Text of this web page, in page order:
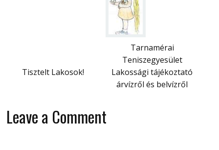
Tarnamérai
Teniszegyesület
Tisztelt Lakosok!
Lakossági tájékoztató
árvízről és belvízről
Leave a Comment